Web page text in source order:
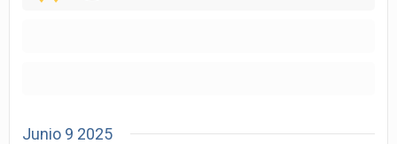
Junio 9 2025